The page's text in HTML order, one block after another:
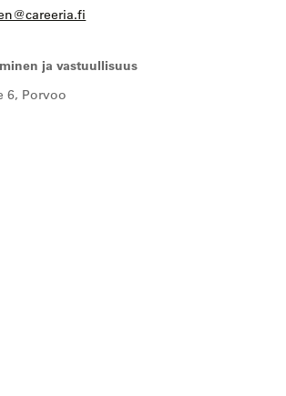
ja vastuullisuus
6, Porvoo